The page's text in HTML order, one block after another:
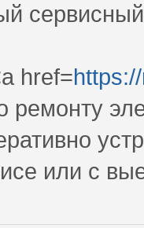
href=
ремонту
или с